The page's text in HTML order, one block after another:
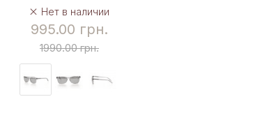
Нет в наличии
995.00 грн.
1990.00 грн.